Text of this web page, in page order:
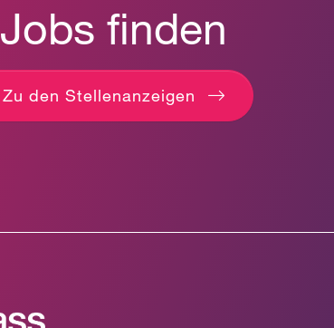
Jobs finden
Zu den Stellenanzeigen